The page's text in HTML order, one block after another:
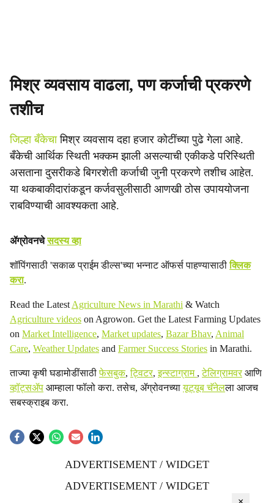
मिश्र व्यवसाय वाढला, पण कर्जाची प्रकरणे
तशीच
जिल्हा बँकेचामिश्र व्यवसाय दहा हजार कोटींच्या पुढे गेला आहे.
बँकेची आर्थिक स्थिती भक्कम झाली असल्याची एकीकडे परिस्थिती
असताना दुसरीकडे बिगरशेती कर्जाची जुनी प्रकरणे तशीच आहेत.
या थकबाकीदारांकडून कर्जवसुलीसाठी आणखी ठोस उपाययोजना
राबविण्याची आवश्यकता आहे.
ॲग्रोवनचेसदस्य व्हा
शॉपिंगसाठी 'सकाळ प्राईम डील्स'च्या भन्नाट ऑफर्स पाहण्यासाठीक्लिक
करा.
Read the Latest Agriculture News in Marathi & Watch
Agriculture videos on Agrowon. Get the Latest Farming Updates
on Market Intelligence, Market updates, Bazar Bhav, Animal
Care, Weather Updates and Farmer Success Stories in Marathi.
ताज्या कृषी घडामोडींसाठीफेसबुक,ट्विटर,इन्स्टाग्राम ,टेलिग्रामवरआणि
व्हॉट्सॲप आम्हाला फॉलो करा. तसेच, ॲग्रोवनच्यायूट्यूब चॅनेलला आजच
सबस्क्राइब करा.
ADVERTISEMENT / WIDGET
ADVERTISEMENT / WIDGET